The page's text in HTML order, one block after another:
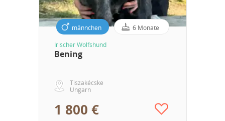
männchen 6 Monate
Irischer Wolfshund
Bening
Tiszakécske
Ungarn
1 800 €